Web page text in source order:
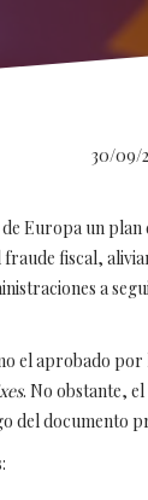
30/09/
Europa un
fiscal,
a
el aprobado
. No obstante,
documento